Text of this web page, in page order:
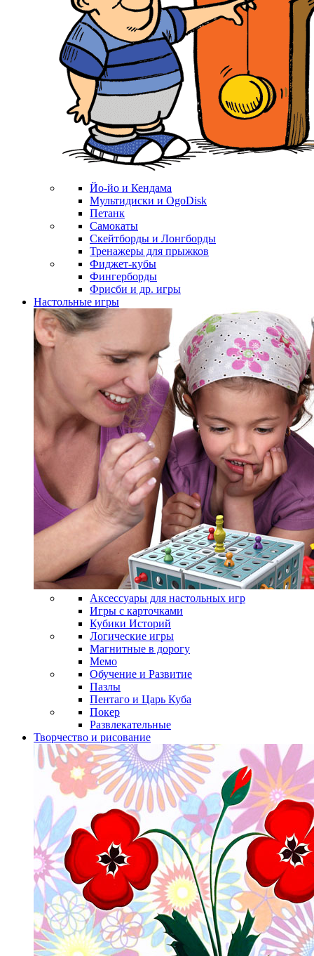
Йо-йо и Кендама
Мультидиски и OgoDisk
Петанк
Самокаты
Скейтборды и Лонгборды
Тренажеры для прыжков
Фиджет-кубы
Фингерборды
Фрисби и др. игры
Настольные игры
Аксессуары для настольных игр
Игры с карточками
Кубики Историй
Логические игры
Магнитные в дорогу
Мемо
Обучение и Развитие
Пазлы
Пентаго и Царь Куба
Покер
Развлекательные
Творчество и рисование